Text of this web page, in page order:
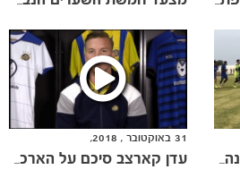
31 באוקטובר , 2018,
עדן קארצב סיכם על הארכת חוזה
אבי ריקן באימון הפתוח בנהריה